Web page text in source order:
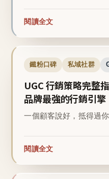
閱讀全文
鐵粉口碑 私域社群
UGC 行銷策略完整
品牌最強的行銷引擎
一個顧客說好，抵得過你
閱讀全文